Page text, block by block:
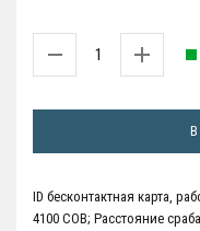
В
ID бесконтактная карта,
4100 COB; Расстояние